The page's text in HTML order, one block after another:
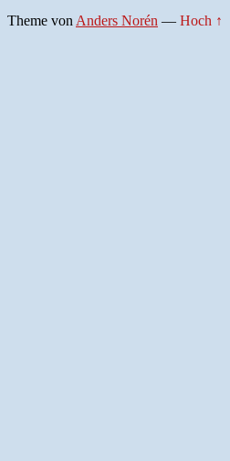
Theme von Anders Norén — Hoch ↑